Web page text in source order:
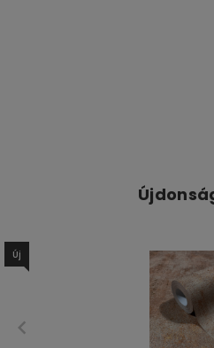
Új